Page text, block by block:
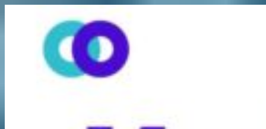
содержимому